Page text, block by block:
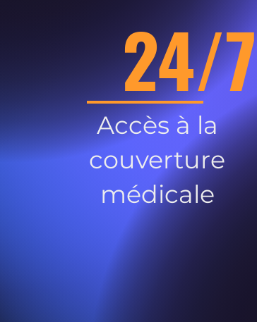
24/7
Accès à la
couverture
médicale